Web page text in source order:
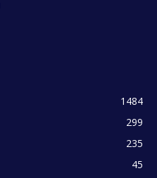
1484
299
235
45